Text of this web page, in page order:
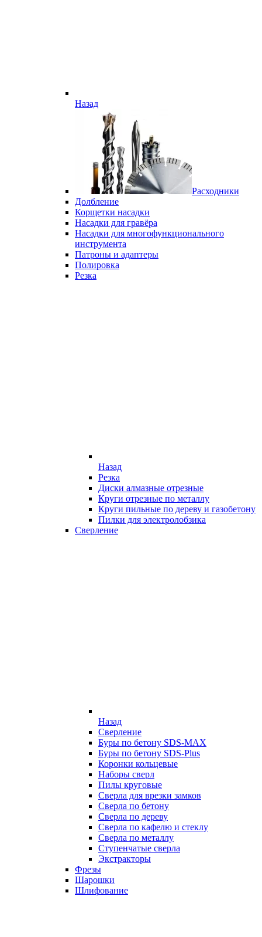
Назад
Расходники
Долбление
Корщетки насадки
Насадки для гравёра
Насадки для многофункционального
инструмента
Патроны и адаптеры
Полировка
Резка
Назад
Резка
Диски алмазные отрезные
Круги отрезные по металлу
Круги пильные по дереву и газобетону
Пилки для электролобзика
Сверление
Назад
Сверление
Буры по бетону SDS-MAX
Буры по бетону SDS-Plus
Коронки кольцевые
Наборы сверл
Пилы круговые
Сверла для врезки замков
Сверла по бетону
Сверла по дереву
Сверла по кафелю и стеклу
Сверла по металлу
Ступенчатые сверла
Экстракторы
Фрезы
Шарошки
Шлифование